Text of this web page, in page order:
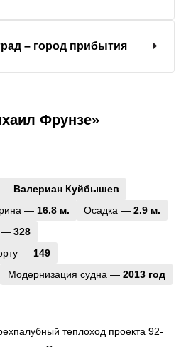
– город прибытия
Фрунзе»
— Валериан Куйбышев
— 16.8 м. Осадка — 2.9 м.
— 328
— 149
Модернизация судна — 2013 год
теплоход проекта 92-